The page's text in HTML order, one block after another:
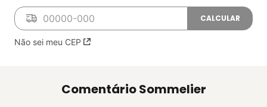
Não sei meu CEP
Comentário Sommelier